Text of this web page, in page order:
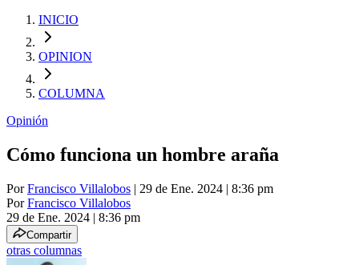
INICIO
OPINION
COLUMNA
Opinión
Cómo funciona un hombre araña
PorFrancisco Villalobos | 29 de Ene. 2024 | 8:36 pm
PorFrancisco Villalobos
29 de Ene. 2024 | 8:36 pm
Compartir
otras columnas